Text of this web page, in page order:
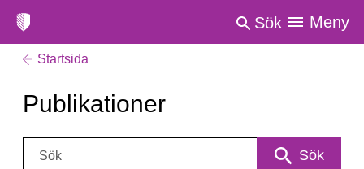
Sök Meny
Startsida
Publikationer
Sök: Sök